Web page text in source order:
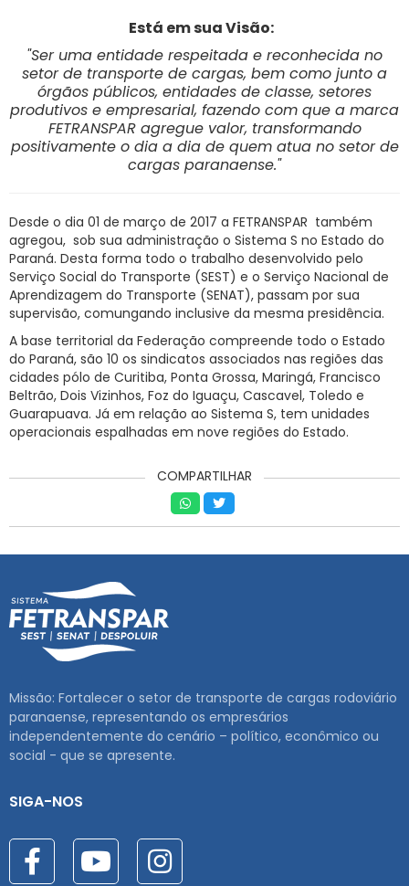
Está em sua Visão:
"Ser uma entidade respeitada e reconhecida no
setor de transporte de cargas, bem como junto a
órgãos públicos, entidades de classe, setores
produtivos e empresarial, fazendo com que a marca
FETRANSPAR agregue valor, transformando
positivamente o dia a dia de quem atua no setor de
cargas paranaense."
Desde o dia 01 de março de 2017 a FETRANSPAR também
agregou, sob sua administração o Sistema S no Estado do
Paraná. Desta forma todo o trabalho desenvolvido pelo
Serviço Social do Transporte (SEST) e o Serviço Nacional de
Aprendizagem do Transporte (SENAT), passam por sua
supervisão, comungando inclusive da mesma presidência.
A base territorial da Federação compreende todo o Estado
do Paraná, são 10 os sindicatos associados nas regiões das
cidades pólo de Curitiba, Ponta Grossa, Maringá, Francisco
Beltrão, Dois Vizinhos, Foz do Iguaçu, Cascavel, Toledo e
Guarapuava. Já em relação ao Sistema S, tem unidades
operacionais espalhadas em nove regiões do Estado.
COMPARTILHAR
Missão: Fortalecer o setor de transporte de cargas rodoviário
paranaense, representando os empresários
independentemente do cenário – político, econômico ou
social - que se apresente.
SIGA-NOS